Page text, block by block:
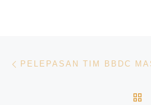
Navigasi pos
PELEPASAN TIM BBDC